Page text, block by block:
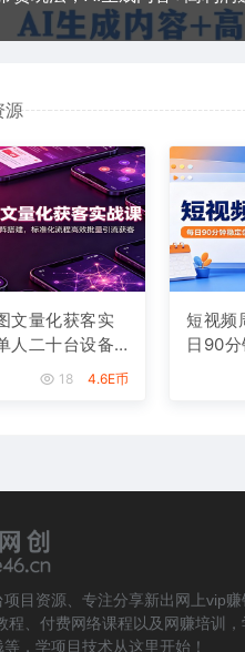
源
文量化获客实
人二十台设备
，标准化流程
18 4.6E币
短视频
日90分
零涨
目资源、专注分享新出网上vip赚
程、付费网络课程以及网赚培训，
，学项目技术从这里开始！